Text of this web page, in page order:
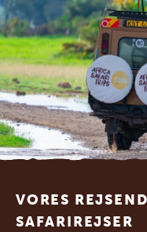
Footer
VORES
SAFARIREJSER